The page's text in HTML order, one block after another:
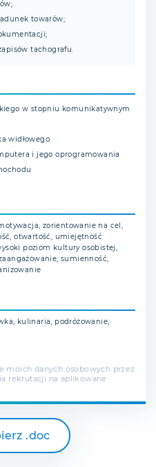
towarów;
tachografu.
w stopniu komunikatywnym
widłowego
i jego oprogramowania
zorientowanie na cel,
otwartość, umiejętność
poziom kultury osobistej,
sumienność,
kulinaria, podróżowanie,
moich danych osobowych przez
rekrutacji na aplikowane
.doc